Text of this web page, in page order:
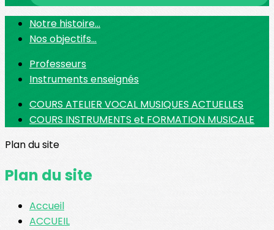
Notre histoire...
Nos objectifs...
Professeurs
Instruments enseignés
COURS ATELIER VOCAL MUSIQUES ACTUELLES
COURS INSTRUMENTS et FORMATION MUSICALE
Plan du site
Plan du site
Accueil
ACCUEIL